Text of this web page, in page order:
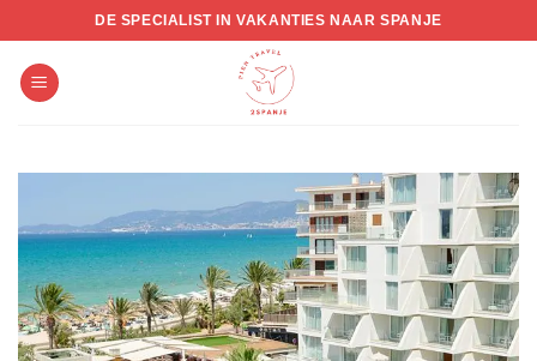
to
content
DE SPECIALIST IN VAKANTIES NAAR SPANJE